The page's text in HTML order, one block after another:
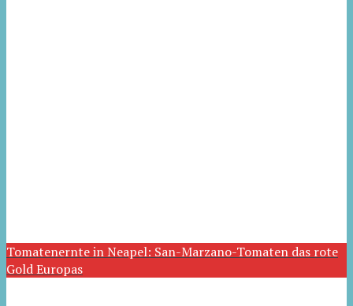
Tomatenernte in Neapel: San-Marzano-Tomaten das rote
Gold Europas